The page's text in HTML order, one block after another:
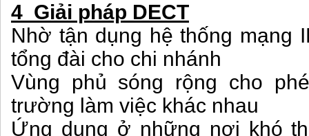
4 Giải pháp DECT
Nhờ tận dụng hệ thống mạng
tổng đài cho chi nhánh
Vùng phủ sóng rộng cho
trường làm việc khác nhau
Ứng dụng ở những nơi khó